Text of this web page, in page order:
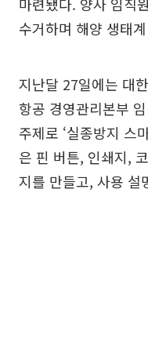
수거하며 해양 생태
지난달 27일에는 대
항공 경영관리본부
주제로 ‘실종방지 스
은 핀 버튼, 인쇄지,
지를 만들고, 사용 설